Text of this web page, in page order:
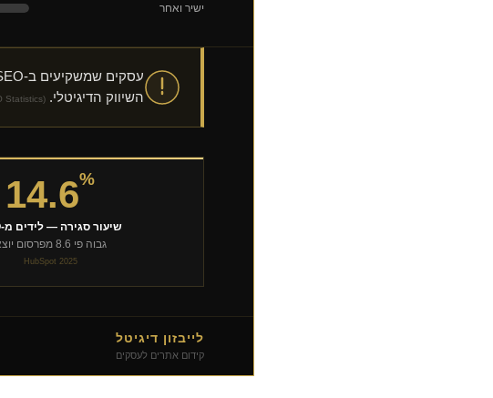
ישיר ואחר
עסקים שמשקיעים ב-SEO רואים
השיווק הדיגיטלי. (FirstPageSage Law Firm SEO Statistics)
14.6%
שיעור סגירה — לידים מ-SEO
גבוה פי 8.6 מפרסום יוצא
HubSpot 2025
לייבזון דיגיטל
קידום אתרים לעסקים